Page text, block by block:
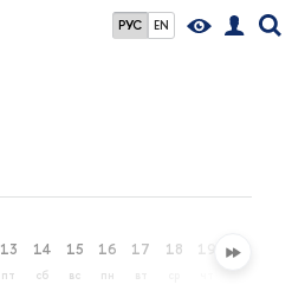
РУС EN
13
пт
14
сб
15
вс
16
пн
17 18 19 20